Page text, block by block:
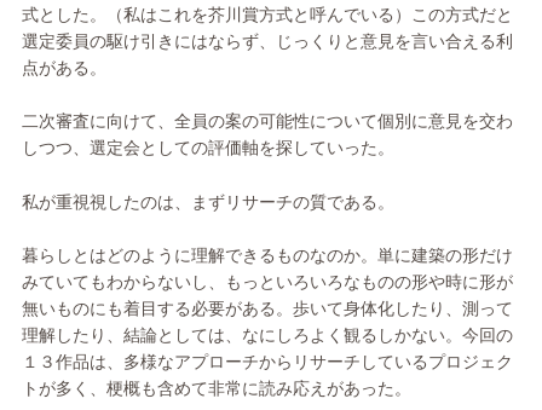
式とした。（私はこれを芥川賞方式と呼んでいる）この方式だと
選定委員の駆け引きにはならず、じっくりと意見を言い合える利
点がある。
二次審査に向けて、全員の案の可能性について個別に意見を交わ
しつつ、選定会としての評価軸を探していった。
私が重視視したのは、まずリサーチの質である。
暮らしとはどのように理解できるものなのか。単に建築の形だけ
みていてもわからないし、もっといろいろなものの形や時に形が
無いものにも着目する必要がある。歩いて身体化したり、測って
理解したり、結論としては、なにしろよく観るしかない。今回の
１３作品は、多様なアプローチからリサーチしているプロジェク
トが多く、梗概も含めて非常に読み応えがあった。